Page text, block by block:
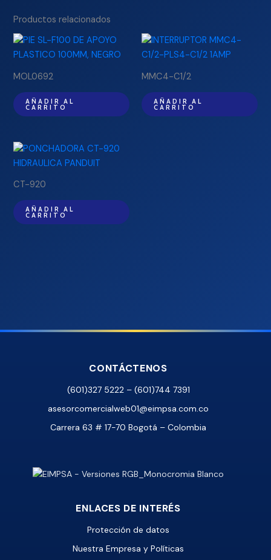
Productos relacionados
MOL0692
AÑADIR AL
CARRITO
MMC4-C1/2
AÑADIR AL
CARRITO
CT-920
AÑADIR AL
CARRITO
CONTÁCTENOS
(601)327 5222 – (601)744 7391
asesorcomercialweb01@eimpsa.com.co
Carrera 63 # 17-70 Bogotá – Colombia
ENLACES DE INTERÉS
Protección de datos
Nuestra Empresa y Políticas